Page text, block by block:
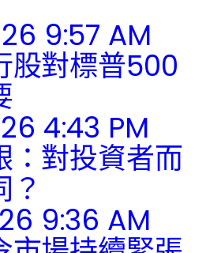
9:57 AM
股對標普500
4:43 PM
：對投資者而
9:36 AM